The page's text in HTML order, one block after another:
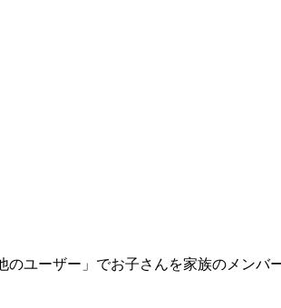
ユーザー」でお子さんを家族のメンバ